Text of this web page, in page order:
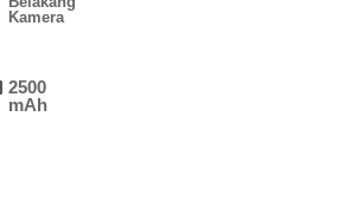
Kamera
2500
mAh